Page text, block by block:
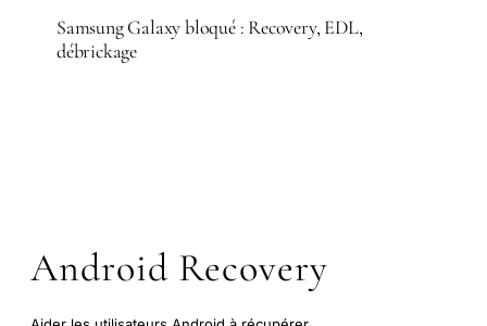
Samsung Galaxy bloqué : Recovery, EDL,
débrickage
Android Recovery